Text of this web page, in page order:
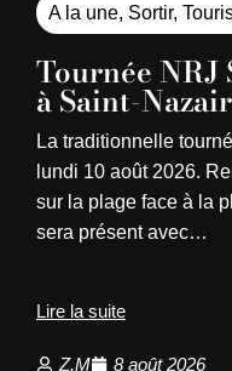
A la une, Sortir,
Tournée
à Saint-
La traditionnelle
lundi 10 août 2026.
sur la plage face à la
sera présent avec…
Lire la suite
Z.M 8 août 2026